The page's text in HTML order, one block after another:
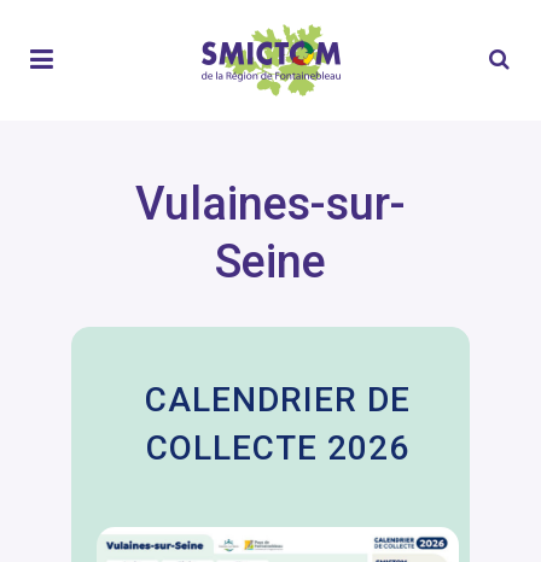
Vulaines-sur-
Seine
CALENDRIER DE
COLLECTE 2026